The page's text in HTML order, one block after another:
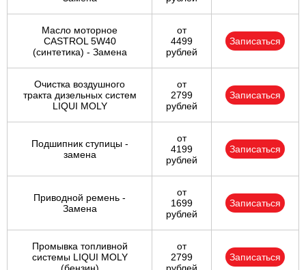
Масло моторное
CASTROL 5W40
(синтетика) - Замена
от
4499
рублей
Записаться
Очистка воздушного
тракта дизельных систем
LIQUI MOLY
от
2799
рублей
Записаться
Подшипник ступицы -
замена
от
4199
рублей
Записаться
Приводной ремень -
Замена
от
1699
рублей
Записаться
Промывка топливной
системы LIQUI MOLY
от
2799
Записаться